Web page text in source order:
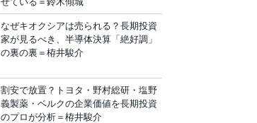
なぜキオクシアは売られる？長期投資
家が見るべき、半導体決算「絶好調」
の裏の裏＝栫井駿介
割安で放置？トヨタ・野村総研・塩野
義製薬・ベルクの企業価値を長期投資
のプロが分析＝栫井駿介